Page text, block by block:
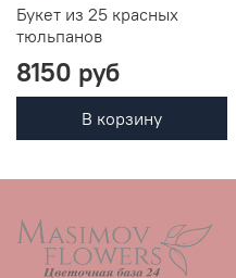
Букет из 25 красных
тюльпанов
8150 руб
В корзину